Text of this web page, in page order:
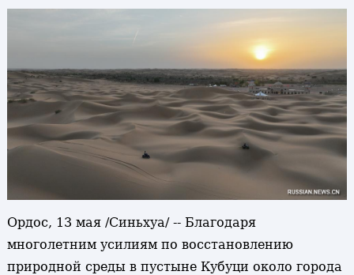
Ордос, 13 мая /Синьхуа/ -- Благодаря
многолетним усилиям по восстановлению
природной среды в пустыне Кубуци около города